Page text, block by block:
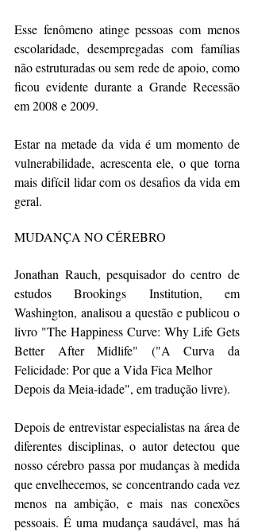
Esse fenômeno atinge pessoas com menos
escolaridade, desempregadas com famílias
não estruturadas ou sem rede de apoio, como
ficou evidente durante a Grande Recessão
em 2008 e 2009.
Estar na metade da vida é um momento de
vulnerabilidade, acrescenta ele, o que torna
mais difícil lidar com os desafios da vida em
geral.
MUDANÇA NO CÉREBRO
Jonathan Rauch, pesquisador do centro de
estudos Brookings Institution, em
Washington, analisou a questão e publicou o
livro "The Happiness Curve: Why Life Gets
Better After Midlife" ("A Curva da
Felicidade: Por que a Vida Fica Melhor
Depois da Meia-idade", em tradução livre).
Depois de entrevistar especialistas na área de
diferentes disciplinas, o autor detectou que
nosso cérebro passa por mudanças à medida
que envelhecemos, se concentrando cada vez
menos na ambição, e mais nas conexões
pessoais. É uma mudança saudável, mas há